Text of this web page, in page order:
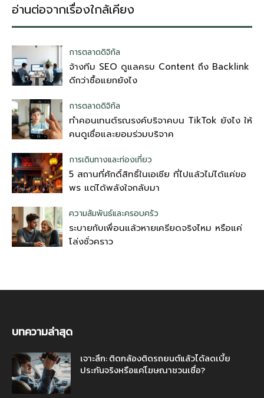
อ่านต่อจากเรื่องใกล้เคียง
การตลาดดิจิทัล
จ้างทีม SEO ดูแลครบ Content ถึง Backlink
ดีกว่าซื้อแยกยังไง
การตลาดดิจิทัล
ทำคอนเทนต์รณรงค์บริจาคบน TikTok ยังไง ให้
คนดูเชื่อและยอมร่วมบริจาค
การเดินทางและท่องเที่ยว
5 สถานที่ศักดิ์สิทธิ์ในเอเชีย ที่ไปแล้วไม่ได้แค่ขอ
พร แต่ได้พลังใจกลับมา
ความสัมพันธ์และครอบครัว
ระบายกับเพื่อนแล้วหายเครียดจริงไหม หรือแค่
โล่งชั่วคราว
บทความล่าสุด
เจาะลึก: ติดกล้องติดรถยนต์แล้วได้ลดเบี้ย
ประกันจริงหรือแค่โฆษณาชวนเชื่อ?